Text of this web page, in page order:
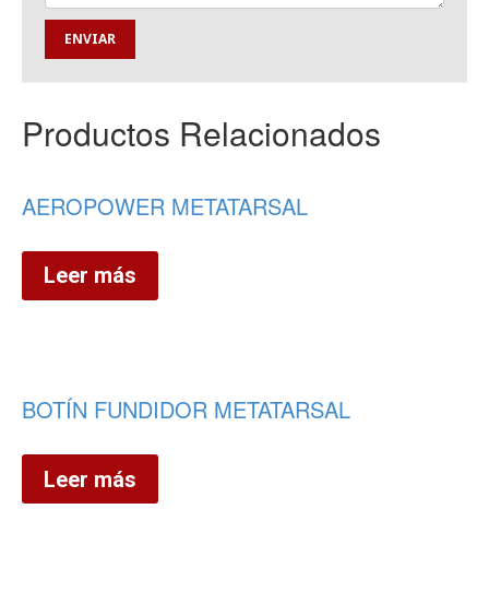
Productos Relacionados
AEROPOWER METATARSAL
Leer más
BOTÍN FUNDIDOR METATARSAL
Leer más